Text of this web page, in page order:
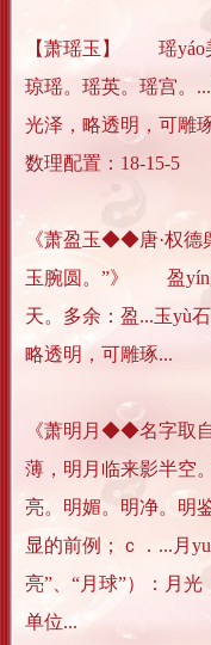
【萧瑶玉】 瑶yáo
琼瑶。瑶英。瑶宫。
光泽，略透明，可
数理配置：18-15-5
《萧盈玉◆◆唐·权德
玉腕圆。”》 盈yíng
天。多余：盈...玉yù
略透明，可雕琢...
《萧明月◆◆名字取
薄，明月临来影半
亮。明媚。明净。明
显的前例；ｃ．...月
亮”、“月球”）：月
单位...